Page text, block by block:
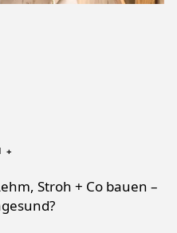
+
Stroh + Co bauen –